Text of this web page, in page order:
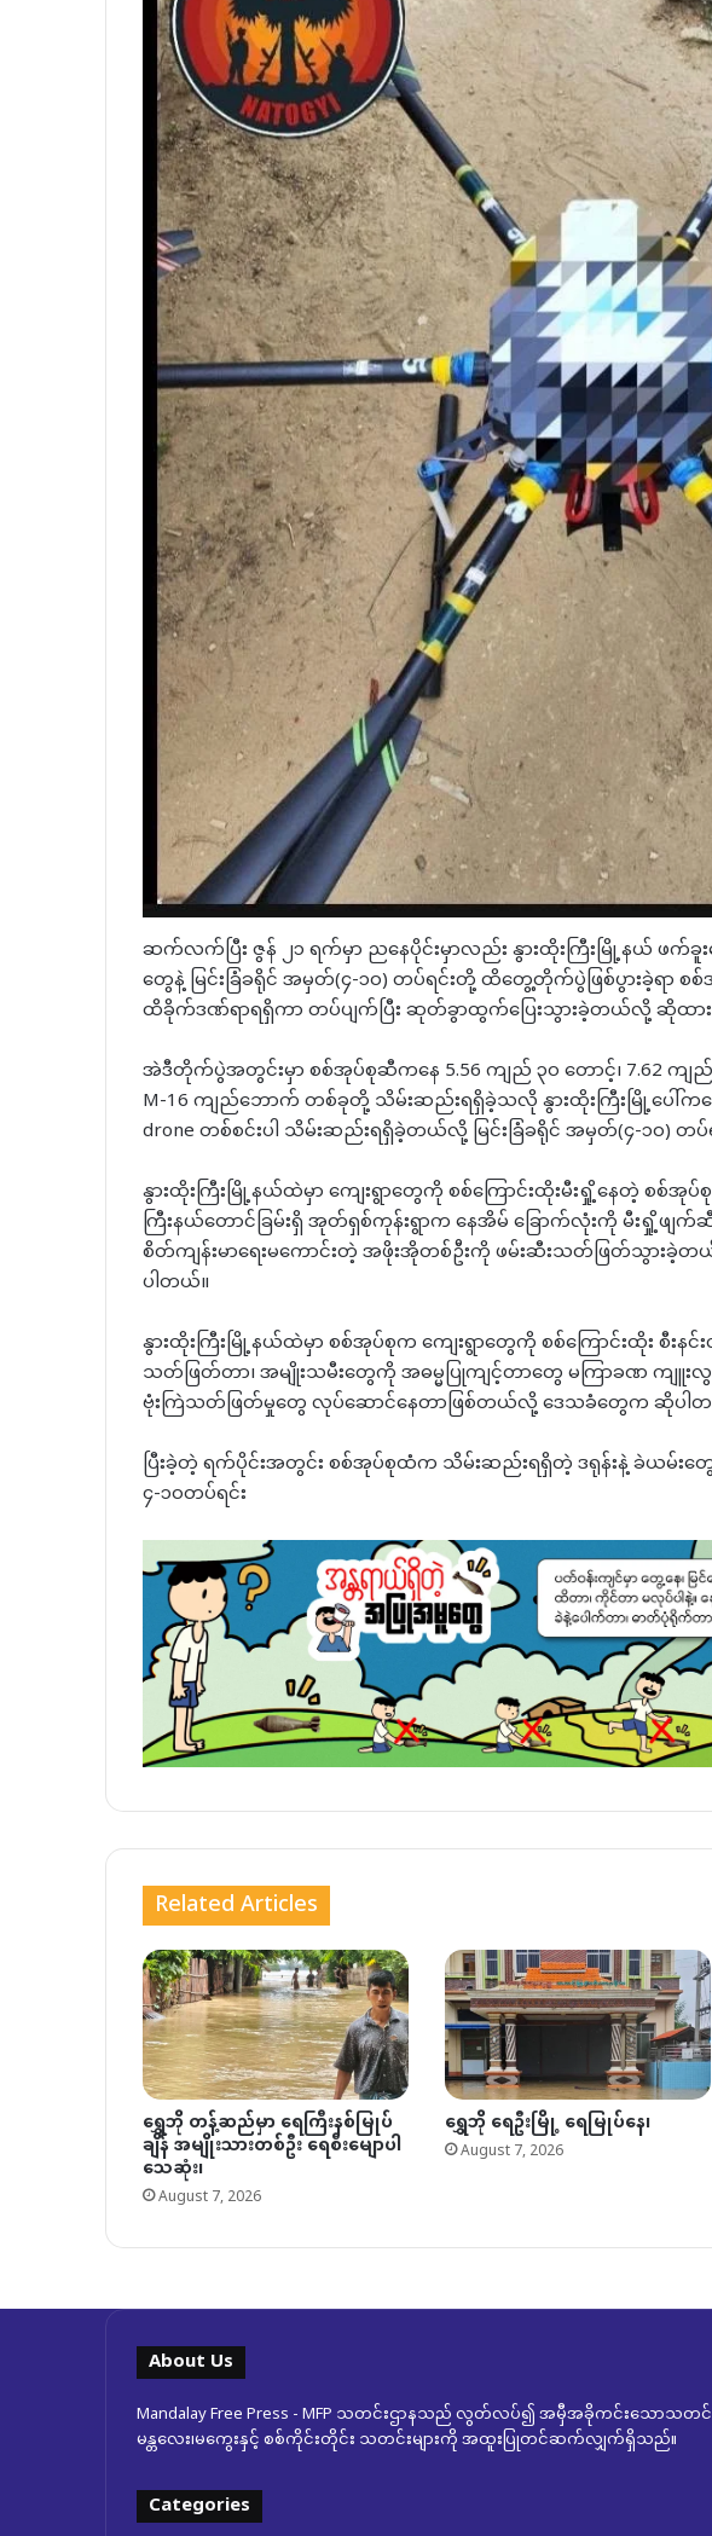
ဆက်လက်ပြီး ဇွန် ၂၁ ရက်မှာ ညနေပိုင်းမှာလည်း နွားထိုးကြီးမြို့နယ် ဖက်
တွေနဲ့ မြင်းခြံခရိုင် အမှတ်(၄-၁၀) တပ်ရင်းတို့ ထိတွေ့တိုက်ပွဲဖြစ်ပွားခဲ့ရာ
ထိခိုက်ဒဏ်ရာရရှိကာ တပ်ပျက်ပြီး ဆုတ်ခွာထွက်ပြေးသွားခဲ့တယ်လို့ ဆိုထာ
အဲဒီတိုက်ပွဲအတွင်းမှာ စစ်အုပ်စုဆီကနေ 5.56 ကျည် ၃၀ တောင့်၊ 7.62 ကျည်
M-16 ကျည်ဘောက် တစ်ခုတို့ သိမ်းဆည်းရရှိခဲ့သလို နွားထိုးကြီးမြို့ပ
drone တစ်စင်းပါ သိမ်းဆည်းရရှိခဲ့တယ်လို့ မြင်းခြံခရိုင် အမှတ်(၄-၁၀)
နွားထိုးကြီးမြို့နယ်ထဲမှာ ကျေးရွာတွေကို စစ်ကြောင်းထိုးမီးရှို့နေတဲ့ စစ်အု
ကြီးနယ်တောင်ခြမ်းရှိ အုတ်ရှစ်ကုန်းရွာက‌ နေအိမ် ခြောက်လုံးကို မီးရှို့ဖျက်ဆီ
စိတ်ကျန်းမာရေးမကောင်းတဲ့ အဖိုးအိုတစ်ဦးကို ဖမ်းဆီးသတ်ဖြတ်သွားခဲ့
ပါတယ်။
နွားထိုးကြီးမြို့နယ်ထဲမှာ စစ်အုပ်စုက ကျေးရွာတွေကို စစ်ကြောင်းထိုး စီး
သတ်ဖြတ်တာ၊ အမျိုးသမီးတွေကို အဓမ္မပြုကျင့်တာတွေ မကြာခဏ ကျူးလွ
ဗုံးကြဲသတ်ဖြတ်မှုတွေ လုပ်ဆောင်နေတာဖြစ်တယ်လို့ ဒေသခံတွေက ဆိုပါ
ပြီးခဲ့တဲ့ ရက်ပိုင်းအတွင်း စစ်အုပ်စုထံက သိမ်းဆည်းရရှိတဲ့ ဒရုန်းနဲ့ ခဲယမ်းတွ
၄-၁၀တပ်ရင်း
Related Articles
ရွှေဘို တန့်ဆည်မှာ ရေကြီးနစ်မြုပ်
ချိန် အမျိုးသားတစ်ဦး ရေစီးမျောပါ
သေဆုံး၊
August 7, 2026
ရွှေဘို ရေဦးမြို့ ရေမြုပ်နေ၊
August 7, 2026
About Us
Mandalay Free Press - MFP သတင်းဌာနသည် လွတ်လပ်၍ အမှီအခိုကင်းသောသတင်းဌ
မန္တလေး၊မကွေးနှင့် စစ်ကိုင်းတိုင်း သတင်းများကို အထူးပြုတင်ဆက်လျှက်ရှိသည်။
Categories